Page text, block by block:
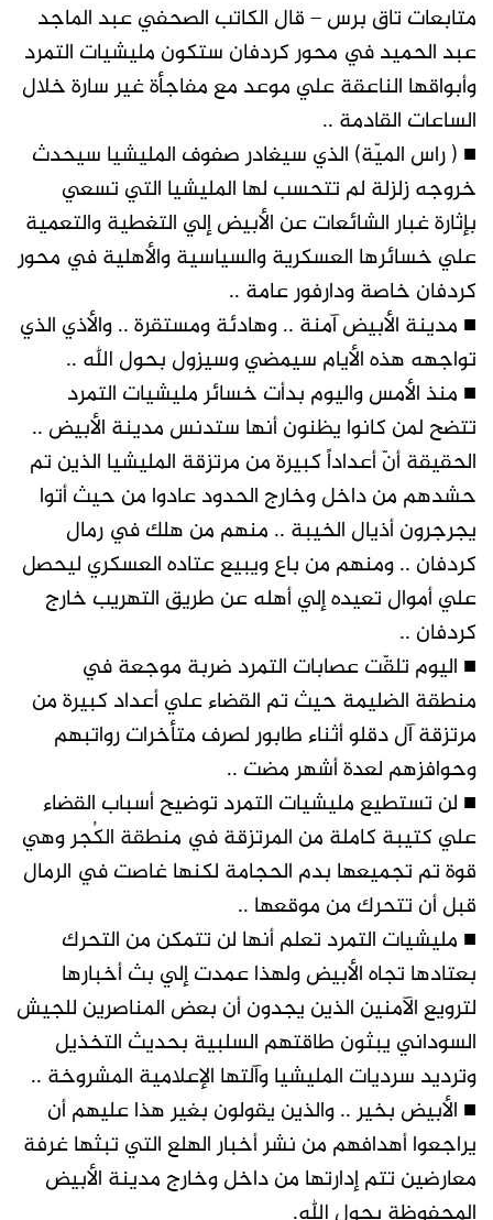
متابعات تاق برس – قال الكاتب الصحفي عبد الماجد
عبد الحميد في محور كردفان ستكون مليشيات التمرد
وأبواقها الناعقة علي موعد مع مفاجأة غير سارة خلال
الساعات القادمة ..
■ ( راس الميّة) الذي سيغادر صفوف المليشيا سيحدث
خروجه زلزلة لم تتحسب لها المليشيا التي تسعي
بإثارة غبار الشائعات عن الأبيض إلي التغطية والتعمية
علي خسائرها العسكرية والسياسية والأهلية في محور
كردفان خاصة ودارفور عامة ..
■ مدينة الأبيض آمنة .. وهادئة ومستقرة .. والأذي الذي
تواجهه هذه الأيام سيمضي وسيزول بحول الله ..
■ منذ الأمس واليوم بدأت خسائر مليشيات التمرد
تتضح لمن كانوا يظنون أنها ستدنس مدينة الأبيض ..
الحقيقة أنّ أعداداً كبيرة من مرتزقة المليشيا الذين تم
حشدهم من داخل وخارج الحدود عادوا من حيث أتوا
يجرجرون أذيال الخيبة .. منهم من هلك في رمال
كردفان .. ومنهم من باع ويبيع عتاده العسكري ليحصل
علي أموال تعيده إلي أهله عن طريق التهريب خارج
كردفان ..
■ اليوم تلقّت عصابات التمرد ضربة موجعة في
منطقة الضليمة حيث تم القضاء علي أعداد كبيرة من
مرتزقة آل دقلو أثناء طابور لصرف متأخرات رواتبهم
وحوافزهم لعدة أشهر مضت ..
■ لن تستطيع مليشيات التمرد توضيح أسباب القضاء
علي كتيبة كاملة من المرتزقة في منطقة الكُجر وهي
قوة تم تجميعها بدم الحجامة لكنها غاصت في الرمال
قبل أن تتحرك من موقعها ..
■ مليشيات التمرد تعلم أنها لن تتمكن من التحرك
بعتادها تجاه الأبيض ولهذا عمدت إلي بث أخبارها
لترويع الآمنين الذين يجدون أن بعض المناصرين للجيش
السوداني يبثون طاقتهم السلبية بحديث التخذيل
وترديد سرديات المليشيا وآلتها الإعلامية المشروخة ..
■ الأبيض بخير .. والذين يقولون بغير هذا عليهم أن
يراجعوا أهدافهم من نشر أخبار الهلع التي تبثها غرفة
معارضين تتم إدارتها من داخل وخارج مدينة الأبيض